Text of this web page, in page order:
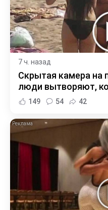
7 ч. назад
Скрытая камера на
люди вытворяют,
149 54 42